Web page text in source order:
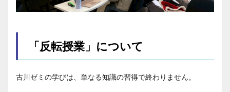
「反転授業」について
古川ゼミの学びは、単なる知識の習得で終わりません。